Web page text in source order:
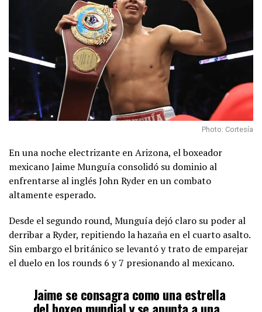
Photo: Cortesía
En una noche electrizante en Arizona, el boxeador
mexicano Jaime Munguía consolidó su dominio al
enfrentarse al inglés John Ryder en un combato
altamente esperado.
Desde el segundo round, Munguía dejó claro su poder al
derribar a Ryder, repitiendo la hazaña en el cuarto asalto.
Sin embargo el británico se levantó y trato de emparejar
el duelo en los rounds 6 y 7 presionando al mexicano.
Jaime se consagra como una estrella
del boxeo mundial y se apunta a una